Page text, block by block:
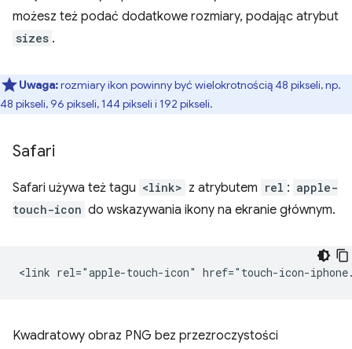
możesz też podać dodatkowe rozmiary, podając atrybut
sizes .
Uwaga:rozmiary ikon powinny być wielokrotnością 48 pikseli, np.
48 pikseli, 96 pikseli, 144 pikseli i 192 pikseli.
Safari
Safari używa też tagu <link> z atrybutem rel : apple-
touch-icon do wskazywania ikony na ekranie głównym.
Kwadratowy obraz PNG bez przezroczystości